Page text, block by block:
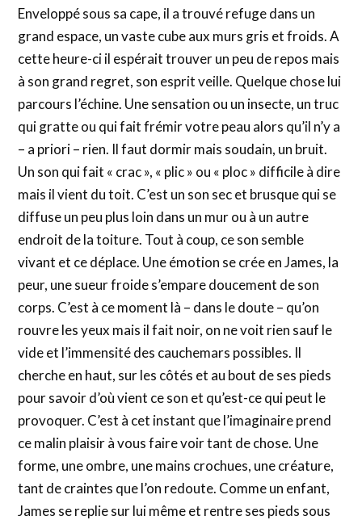
Enveloppé sous sa cape, il a trouvé refuge dans un
grand espace, un vaste cube aux murs gris et froids. A
cette heure-ci il espérait trouver un peu de repos mais
à son grand regret, son esprit veille. Quelque chose lui
parcours l’échine. Une sensation ou un insecte, un truc
qui gratte ou qui fait frémir votre peau alors qu’il n’y a
– a priori – rien. Il faut dormir mais soudain, un bruit.
Un son qui fait « crac », « plic » ou « ploc » difficile à dire
mais il vient du toit. C’est un son sec et brusque qui se
diffuse un peu plus loin dans un mur ou à un autre
endroit de la toiture. Tout à coup, ce son semble
vivant et ce déplace. Une émotion se crée en James, la
peur, une sueur froide s’empare doucement de son
corps. C’est à ce moment là – dans le doute – qu’on
rouvre les yeux mais il fait noir, on ne voit rien sauf le
vide et l’immensité des cauchemars possibles. Il
cherche en haut, sur les côtés et au bout de ses pieds
pour savoir d’où vient ce son et qu’est-ce qui peut le
provoquer. C’est à cet instant que l’imaginaire prend
ce malin plaisir à vous faire voir tant de chose. Une
forme, une ombre, une mains crochues, une créature,
tant de craintes que l’on redoute. Comme un enfant,
James se replie sur lui même et rentre ses pieds sous